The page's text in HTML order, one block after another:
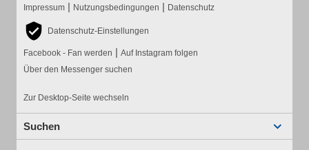
Impressum | Nutzungsbedingungen | Datenschutz
Datenschutz-Einstellungen
Facebook - Fan werden | Auf Instagram folgen
Über den Messenger suchen
Zur Desktop-Seite wechseln
Suchen